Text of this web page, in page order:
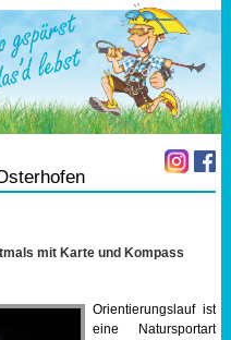
mit Karte und Kompass
Orientierungslauf ist
eine Natursportart